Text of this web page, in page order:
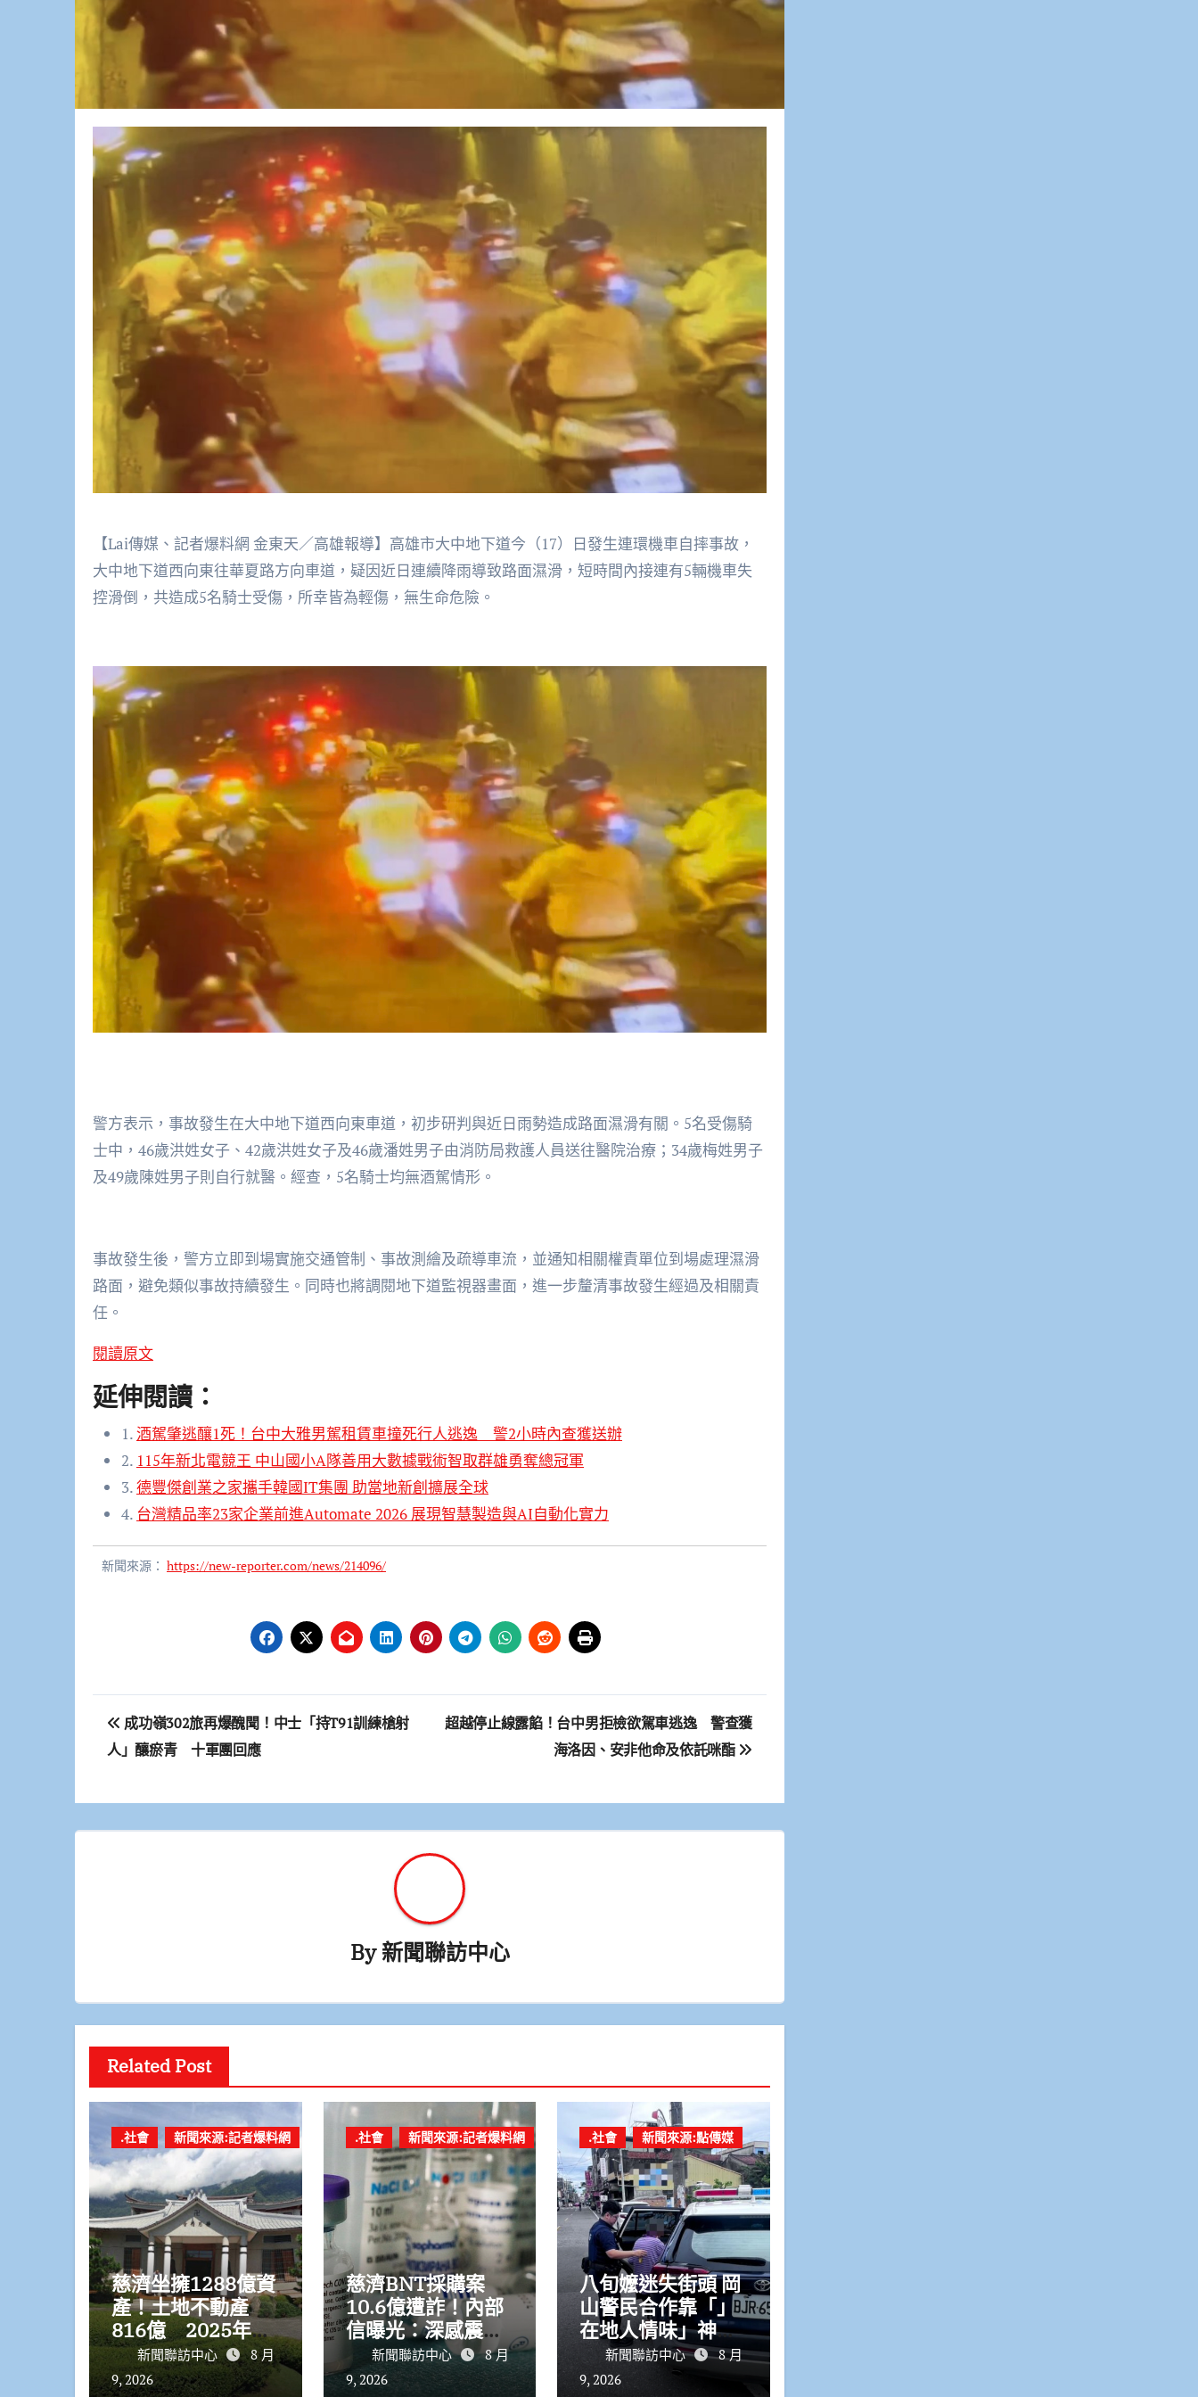
【Lai傳媒、記者爆料網 金東天／高雄報導】高雄市大中地下道今（17）日發生連環機車自摔事故，
大中地下道西向東往華夏路方向車道，疑因近日連續降雨導致路面濕滑，短時間內接連有5輛機車失
控滑倒，共造成5名騎士受傷，所幸皆為輕傷，無生命危險。
警方表示，事故發生在大中地下道西向東車道，初步研判與近日雨勢造成路面濕滑有關。5名受傷騎
士中，46歲洪姓女子、42歲洪姓女子及46歲潘姓男子由消防局救護人員送往醫院治療；34歲梅姓男子
及49歲陳姓男子則自行就醫。經查，5名騎士均無酒駕情形。
事故發生後，警方立即到場實施交通管制、事故測繪及疏導車流，並通知相關權責單位到場處理濕滑
路面，避免類似事故持續發生。同時也將調閱地下道監視器畫面，進一步釐清事故發生經過及相關責
任。
閱讀原文
延伸閱讀：
1.酒駕肇逃釀1死！台中大雅男駕租賃車撞死行人逃逸 警2小時內查獲送辦
2. 115年新北電競王 中山國小A隊善用大數據戰術智取群雄勇奪總冠軍
3.德豐傑創業之家攜手韓國IT集團 助當地新創擴展全球
4. 台灣精品率23家企業前進Automate 2026 展現智慧製造與AI自動化實力
新聞來源： https://new-reporter.com/news/214096/
文
章
覽
成功嶺302旅再爆醜聞！中士「持T91訓練槍射
人」釀瘀青 十軍團回應
超越停止線露餡！台中男拒檢欲駕車逃逸 警查獲
海洛因、安非他命及依託咪酯
By新聞聯訪中心
Related Post
.社會 新聞來源:記者爆料網
慈濟坐擁1288億資
產！土地不動產
816億 2025年罕
見「赤字17.37
億」
新聞聯訪中心
8 月
9, 2026
.社會 新聞來源:記者爆料網
慈濟BNT採購案
10.6億遭詐！內部
信曝光：深感震
驚、將追回不當所
得
新聞聯訪中心
8 月
9, 2026
.社會 新聞來源:點傳媒
八旬嬤迷失街頭 岡
山警民合作靠「」
在地人情味」神速
助長者平安返家
新聞聯訪中心
8 月
9, 2026